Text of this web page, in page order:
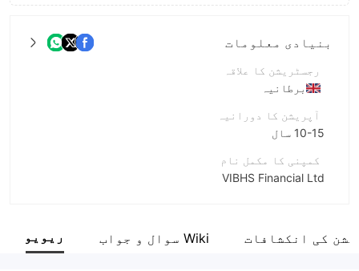
بنیادی معلومات
رجسٹریشن کا علاقہ
برطانیہ
آپریشن کا دورانیہ
10-15 سال
کمپنی کا مکمل نام
VIBHS Financial Ltd
انٹرپرائز ملازم
کی انکشافات Wiki سوال و جواب ریویو